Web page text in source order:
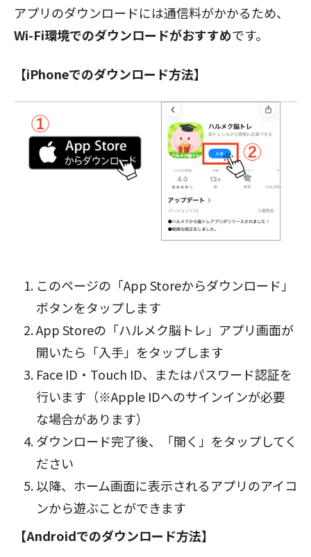
アプリのダウンロードには通信料がかかるため、
Wi-Fi環境でのダウンロードがおすすめです。
【iPhoneでのダウンロード方法】
このページの「App Storeからダウンロード」
ボタンをタップします
App Storeの「ハルメク脳トレ」アプリ画面が
開いたら「入手」をタップします
Face ID・Touch ID、またはパスワード認証を
行います（※Apple IDへのサインインが必要
な場合があります）
ダウンロード完了後、「開く」をタップしてく
ださい
以降、ホーム画面に表示されるアプリのアイコ
ンから遊ぶことができます
【Androidでのダウンロード方法】
閉じる